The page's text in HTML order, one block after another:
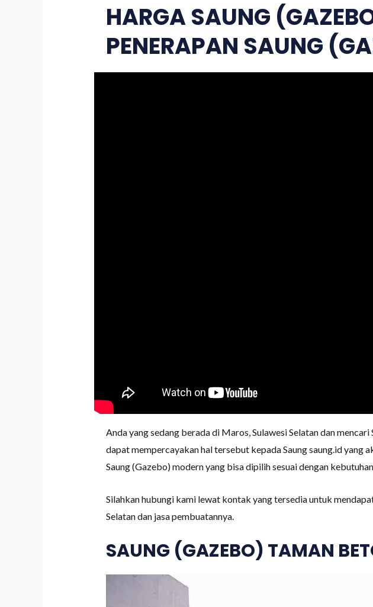
HARGA SAUNG
PENERAPAN SAUNG
Anda yang sedang berada di Maros, Sulawesi Selatan dan
dapat mempercayakan hal tersebut kepada Saung saung.id yang
Saung (Gazebo) modern yang bisa dipilih sesuai dengan
Silahkan hubungi kami lewat kontak yang tersedia untuk
Selatan dan jasa pembuatannya.
SAUNG (GAZEBO) TAMAN